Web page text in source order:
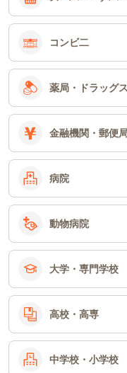
コンビ二
薬局・ドラッグ
金融機関・郵便
病院
動物病院
大学・専門学校
高校・高専
中学校・小学校